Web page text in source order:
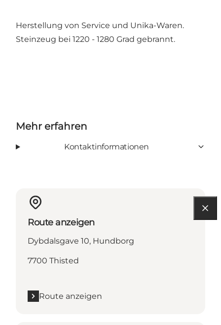
Herstellung von Service und Unika-Waren.
Steinzeug bei 1220 - 1280 Grad gebrannt.
Mehr erfahren
Kontaktinformationen
Route anzeigen
Dybdalsgave 10, Hundborg
7700 Thisted
Route anzeigen